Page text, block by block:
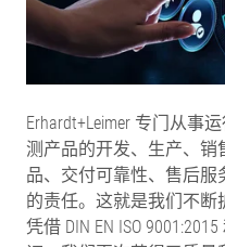
Erhardt+Leimer 专门从事
测产品的开发、生产、销
品、交付可靠性、售后服
的责任。这就是我们不断
凭借 DIN EN ISO